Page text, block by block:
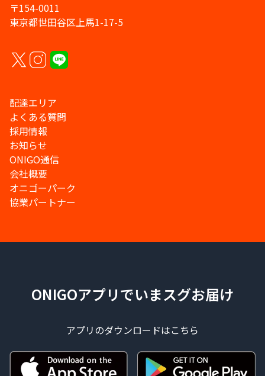
〒154-0011
東京都世田谷区上馬1-17-5
配達エリア
よくある質問
採用情報
お知らせ
ONIGO通信
会社概要
オニゴーパーク
協業パートナー
ONIGOアプリでいまスグお届け
アプリのダウンロードはこちら